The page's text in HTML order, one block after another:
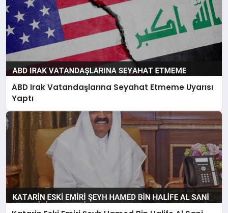
ABD Irak Vatandaşlarına Seyahat Etmeme Uyarısı
Yaptı